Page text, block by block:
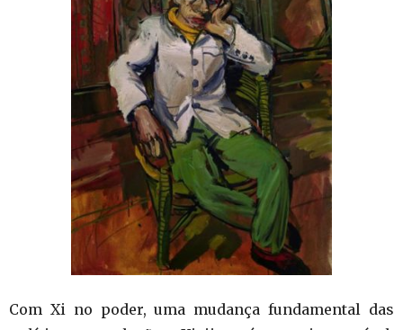
Com Xi no poder, uma mudança fundamental das